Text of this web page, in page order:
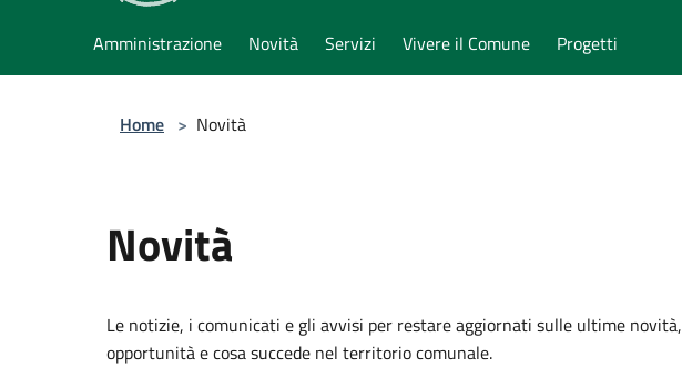
Amministrazione Novità Servizi Vivere il Comune Progetti
Home > Novità
Novità
Le notizie, i comunicati e gli avvisi per restare aggiornati sulle ultime novità,
opportunità e cosa succede nel territorio comunale.